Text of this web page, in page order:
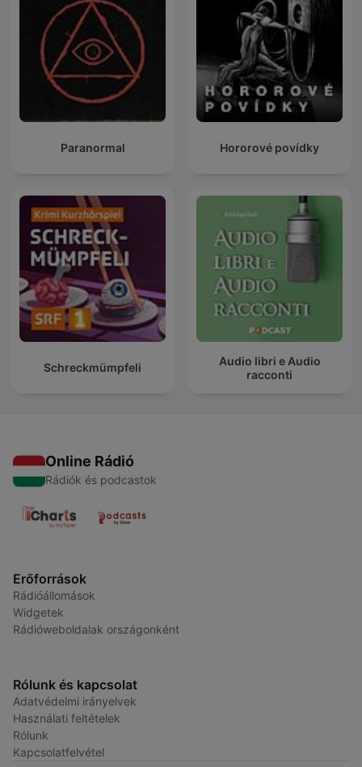
Paranormal Hororové povídky
Schreckmümpfeli
Audio libri e Audio
racconti
Online Rádió
Rádiók és podcastok
Erőforrások
Rádióállomások
Widgetek
Rádióweboldalak országonként
Rólunk és kapcsolat
Adatvédelmi irányelvek
Használati feltételek
Rólunk
Kapcsolatfelvétel